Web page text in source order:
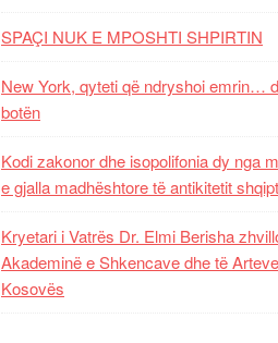
SPAÇI NUK E MPOSHTI SHPIRTIN
New York, qyteti që ndryshoi emrin…
botën
Kodi zakonor dhe isopolifonia dy nga
e gjalla madhështore të antikitetit
Kryetari i Vatrës Dr. Elmi Berisha
Akademinë e Shkencave dhe të
Kosovës